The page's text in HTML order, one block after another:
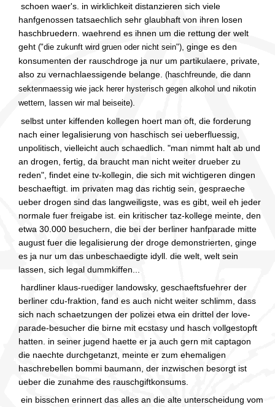
schoen waer's. in wirklichkeit distanzieren sich viele
hanfgenossen tatsaechlich sehr glaubhaft von ihren losen
haschbruedern. waehrend es ihnen um die rettung der welt
geht ("die zukunft wird gruen oder nicht sein") , ginge es den
konsumenten der rauschdroge ja nur um partikulaere, private,
also zu vernachlaessigende belange. (haschfreunde, die dann
sektenmaessig wie jack herer hysterisch gegen alkohol und nikotin
wettern, lassen wir mal beiseite)
selbst unter kiffenden kollegen hoert man oft, die forderung
nach einer legalisierung von haschisch sei ueberfluessig,
unpolitisch, vielleicht auch schaedlich. "man nimmt halt ab und
an drogen, fertig, da braucht man nicht weiter drueber zu
reden", findet eine tv-kollegin, die sich mit wichtigeren dingen
beschaeftigt. im privaten mag das richtig sein, gespraeche
ueber drogen sind das langweiligste, was es gibt, weil eh jeder
normale fuer freigabe ist. ein kritischer taz-kollege meinte, den
etwa 30.000 besuchern, die bei der berliner hanfparade mitte
august fuer die legalisierung der droge demonstrierten, ginge
es ja nur um das unbeschaedigte idyll. die welt, welt sein
lassen, sich legal dummkiffen...
hardliner klaus-ruediger landowsky, geschaeftsfuehrer der
berliner cdu-fraktion, fand es auch nicht weiter schlimm, dass
sich nach schaetzungen der polizei etwa ein drittel der love-
parade-besucher die birne mit ecstasy und hasch vollgestopft
hatten. in seiner jugend haette er ja auch gern mit captagon
die naechte durchgetanzt, meinte er zum ehemaligen
haschrebellen bommi baumann, der inzwischen besorgt ist
ueber die zunahme des rauschgiftkonsums.
ein bisschen erinnert das alles an die alte unterscheidung vom